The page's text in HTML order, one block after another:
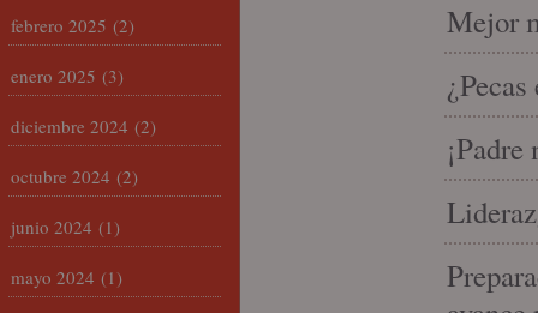
Mejor
febrero 2025 (2)
enero 2025 (3)
diciembre 2024 (2)
octubre 2024 (2)
junio 2024 (1)
mayo 2024 (1)